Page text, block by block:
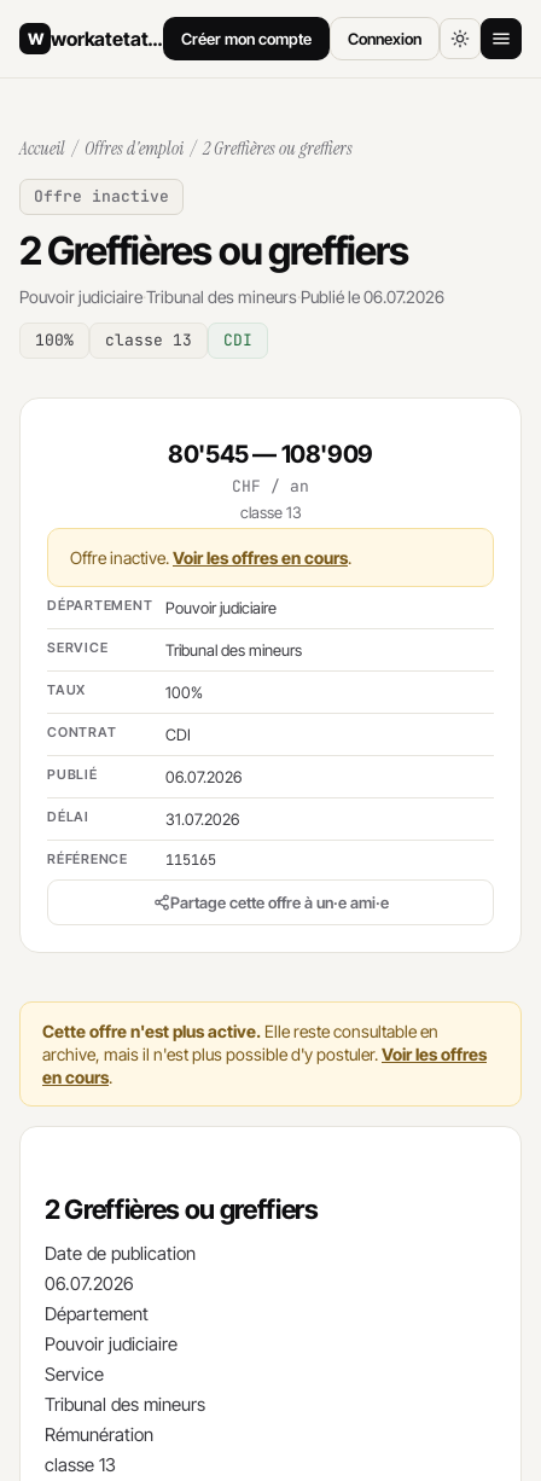
W workatetat
.ch Connexion
Créer mon compte
Archives
Accueil / Offres d'emploi / 2 Greffières ou greffiers
Offre inactive
2 Greffières ou greffiers
Pouvoir judiciaire·Tribunal des mineurs·Publié le 06.07.2026
100% classe 13 CDI
Cette offre n'est plus active. Elle reste consultable en
archive, mais il n'est plus possible d'y postuler.Voir les offres
en cours.
2 Greffières ou greffiers
Date de publication
06.07.2026
Département
Pouvoir judiciaire
Service
Tribunal des mineurs
Rémunération
classe 13
80'545 — 108'909
CHF / an
classe 13
Offre inactive.Voir les offres en cours.
DÉPARTEMENT Pouvoir judiciaire
SERVICE Tribunal des mineurs
TAUX 100%
CONTRAT CDI
PUBLIÉ 06.07.2026
DÉLAI 31.07.2026
RÉFÉRENCE 115165
Partage cette offre à un·e ami·e